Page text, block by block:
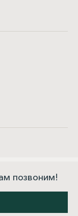
позвоним!